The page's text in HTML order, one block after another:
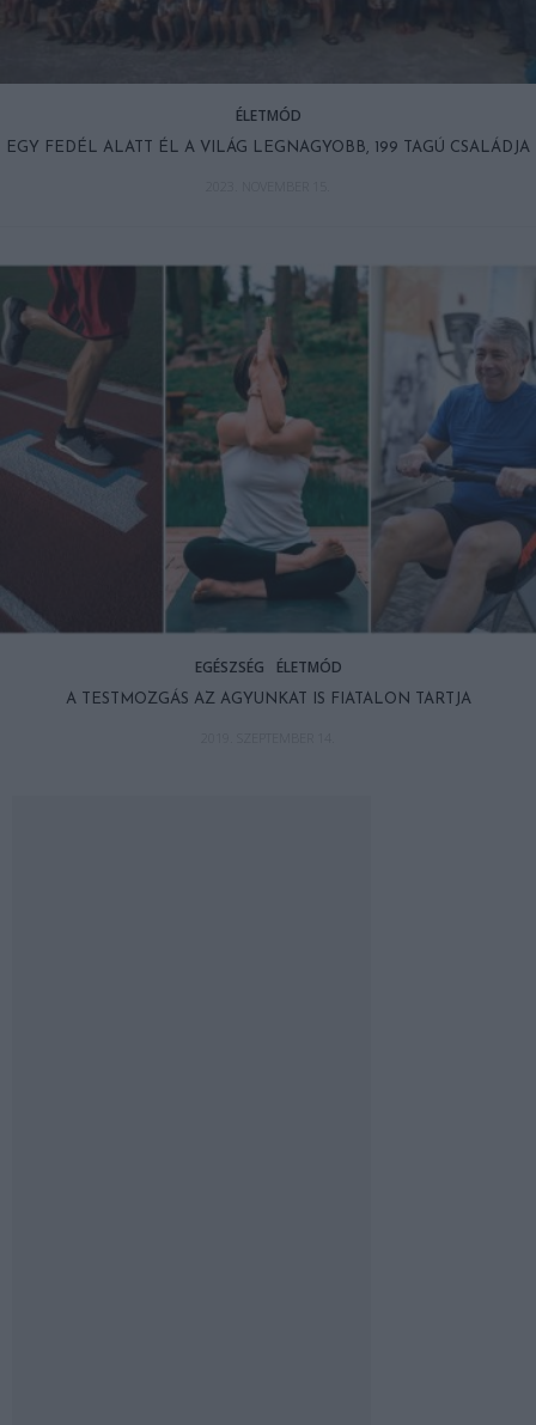
ÉLETMÓD
EGY FEDÉL ALATT ÉL A VILÁG LEGNAGYOBB, 199 TAGÚ CSALÁDJA
EGÉSZSÉG ÉLETMÓD
A TESTMOZGÁS AZ AGYUNKAT IS FIATALON TARTJA